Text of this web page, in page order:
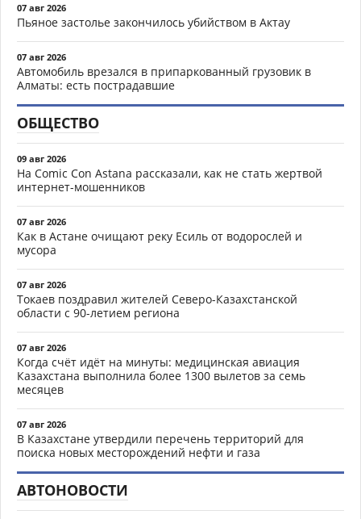
07 авг 2026
Пьяное застолье закончилось убийством в Актау
07 авг 2026
Автомобиль врезался в припаркованный грузовик в
Алматы: есть пострадавшие
ОБЩЕСТВО
09 авг 2026
На Comic Con Astana рассказали, как не стать жертвой
интернет-мошенников
07 авг 2026
Как в Астане очищают реку Есиль от водорослей и
мусора
07 авг 2026
Токаев поздравил жителей Северо-Казахстанской
области с 90-летием региона
07 авг 2026
Когда счёт идёт на минуты: медицинская авиация
Казахстана выполнила более 1300 вылетов за семь
месяцев
07 авг 2026
В Казахстане утвердили перечень территорий для
поиска новых месторождений нефти и газа
АВТОНОВОСТИ